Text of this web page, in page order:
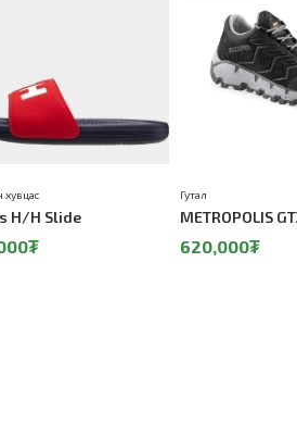
H/H Slide METROPOLIS
Гутал
620,000₮